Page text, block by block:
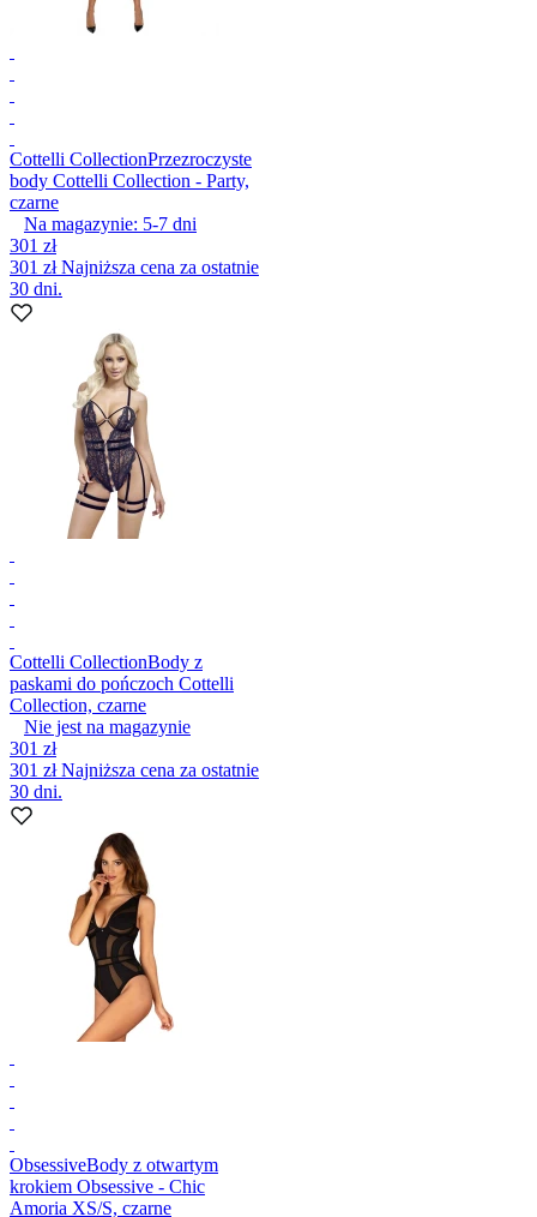
Cottelli CollectionPrzezroczyste
body Cottelli Collection - Party,
czarne
Na magazynie: 5-7 dni
301 zł
301 złNajniższa cena za ostatnie
30 dni.
Cottelli CollectionBody z
paskami do pończoch Cottelli
Collection, czarne
Nie jest na magazynie
301 zł
301 złNajniższa cena za ostatnie
30 dni.
ObsessiveBody z otwartym
krokiem Obsessive - Chic
Amoria XS/S, czarne